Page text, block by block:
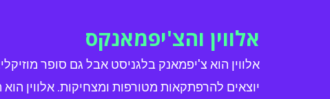
אלווין והצ'יפמאנקס
אלווין הוא צ'יפמאנק בלגניסט אבל גם סופר
יוצאים להרפתקאות מטורפות ומצחיקות. אלווין הוא